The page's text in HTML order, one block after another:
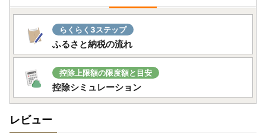
らくらく3ステップ
ふるさと納税の流れ
控除上限額の限度額と目安
控除シミュレーション
レビュー